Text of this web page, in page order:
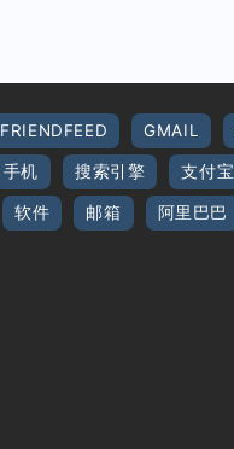
FRIENDFEED GMAIL
手机 搜索引擎 支付宝
软件 邮箱 阿里巴巴